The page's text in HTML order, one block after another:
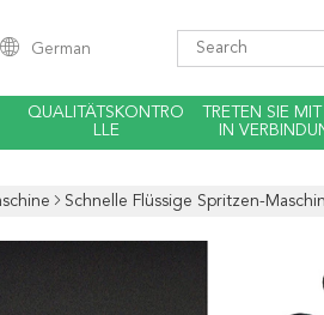
German
QUALITÄTSKONTRO
LLE
TRETEN SIE
IN
Schnelle Flüssige Spritzen-